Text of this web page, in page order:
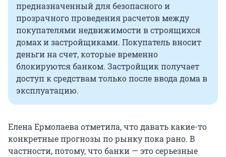
предназначенный для безопасного и
прозрачного проведения расчетов между
покупателями недвижимости в строящихся
домах и застройщиками. Покупатель вносит
деньги на счет, которые временно
блокируются банком. Застройщик получает
доступ к средствам только после ввода дома в
эксплуатацию.
Елена Ермолаева отметила, что давать какие-то
конкретные прогнозы по рынку пока рано. В
частности, потому, что банки — это серьезные